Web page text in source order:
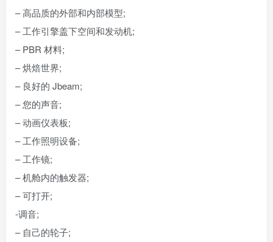
– 高品质的外部和内部模型;
– 工作引擎盖下空间和发动机;
– PBR 材料;
– 烘焙世界;
– 良好的 Jbeam;
– 您的声音;
– 动画仪表板;
– 工作照明设备;
– 工作镜;
– 机舱内的触发器;
– 可打开;
-调音;
– 自己的轮子;